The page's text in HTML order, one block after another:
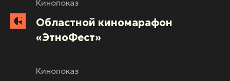
Кинопоказ
Областной киномарафон
«ЭтноФест»
Кинопоказ